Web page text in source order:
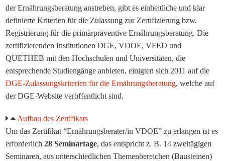
der Ernährungsberatung anstreben, gibt es einheitliche und klar
definierte Kriterien für die Zulassung zur Zertifizierung bzw.
Registrierung für die primärpräventive Ernährungsberatung. Die
zertifizierenden Institutionen DGE, VDOE, VFED und
QUETHEB mit den Hochschulen und Universitäten, die
entsprechende Studiengänge anbieten, einigten sich 2011 auf die
DGE-Zulassungskriterien für die Ernährungsberatung, welche auf
der DGE-Website veröffentlicht sind.
Aufbau des Zertifikats
Um das Zertifikat “Ernährungsberater/in VDOE” zu erlangen ist es
erforderlich28 Seminartage, das entspricht z. B. 14 zweitägigen
Seminaren, aus unterschiedlichen Themenbereichen (Bausteinen)